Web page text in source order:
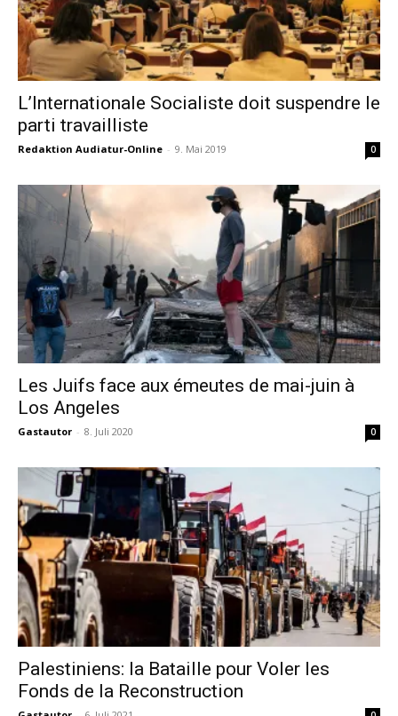
L’Internationale Socialiste doit suspendre le
parti travailliste
Redaktion Audiatur-Online - 9. Mai 2019 0
Les Juifs face aux émeutes de mai-juin à
Los Angeles
Gastautor - 8. Juli 2020 0
Palestiniens: la Bataille pour Voler les
Fonds de la Reconstruction